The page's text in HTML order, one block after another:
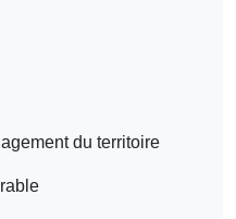
du territoire